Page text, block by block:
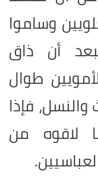
وساموا
أن ذاق
طوال
فإذا
لاقوه من